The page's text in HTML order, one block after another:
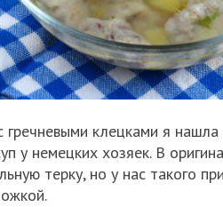
гречневыми клецками я
у немецких хозяек. В
терку, но у нас такого